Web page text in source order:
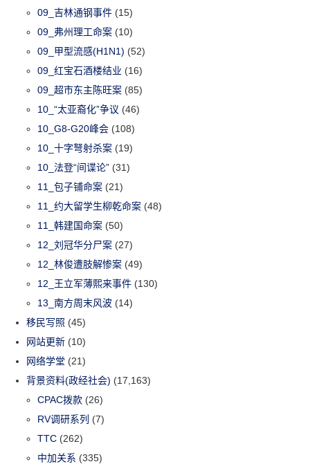
09_吉林通钢事件 (15)
09_弗州理工命案 (10)
09_甲型流感(H1N1) (52)
09_红宝石酒楼结业 (16)
09_超市东主陈旺案 (85)
10_“太亚裔化”争议 (46)
10_G8-G20峰会 (108)
10_十字弩射杀案 (19)
10_法登“间谍论” (31)
11_包子铺命案 (21)
11_约大留学生柳乾命案 (48)
11_韩建国命案 (50)
12_刘冠华分尸案 (27)
12_林俊遭肢解惨案 (49)
12_王立军薄熙来事件 (130)
13_南方周末风波 (14)
移民写照 (45)
网站更新 (10)
网络学堂 (21)
背景资料(政经社会) (17,163)
CPAC拨款 (26)
RV调研系列 (7)
TTC (262)
中加关系 (335)